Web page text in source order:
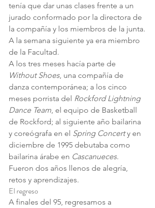
tenía que dar unas clases frente a un
jurado conformado por la directora de
la compañía y los miembros de la junta.
A la semana siguiente ya era miembro
de la Facultad.
A los tres meses hacía parte de
Without Shoes, una compañía de
danza contemporánea; a los cinco
meses porrista del Rockford Lightning
Dance Team, el equipo de Basketball
de Rockford; al siguiente año bailarina
y coreógrafa en el Spring Concert y en
diciembre de 1995 debutaba como
bailarina árabe en Cascanueces.
Fueron dos años llenos de alegría,
retos y aprendizajes.
El regreso
A finales del 95, regresamos a